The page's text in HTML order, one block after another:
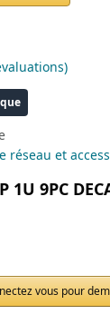
réseau et
1U 9PC
vous pour